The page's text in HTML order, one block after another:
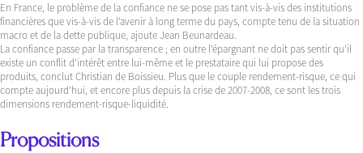
En France, le problème de la confiance ne se pose pas tant vis-à-vis des institutions
financières que vis-à-vis de l’avenir à long terme du pays, compte tenu de la situation
macro et de la dette publique, ajoute Jean Beunardeau.
La confiance passe par la transparence ; en outre l’épargnant ne doit pas sentir qu’il
existe un conflit d’intérêt entre lui-même et le prestataire qui lui propose des
produits, conclut Christian de Boissieu. Plus que le couple rendement-risque, ce qui
compte aujourd’hui, et encore plus depuis la crise de 2007-2008, ce sont les trois
dimensions rendement-risque-liquidité.
Propositions